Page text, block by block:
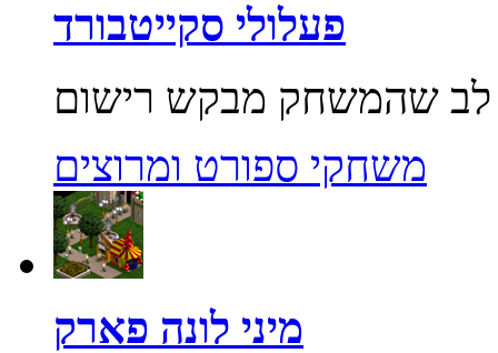
פעלולי סקייטבורד
משחקי ספורט ומרוצים
מיני לונה פארק